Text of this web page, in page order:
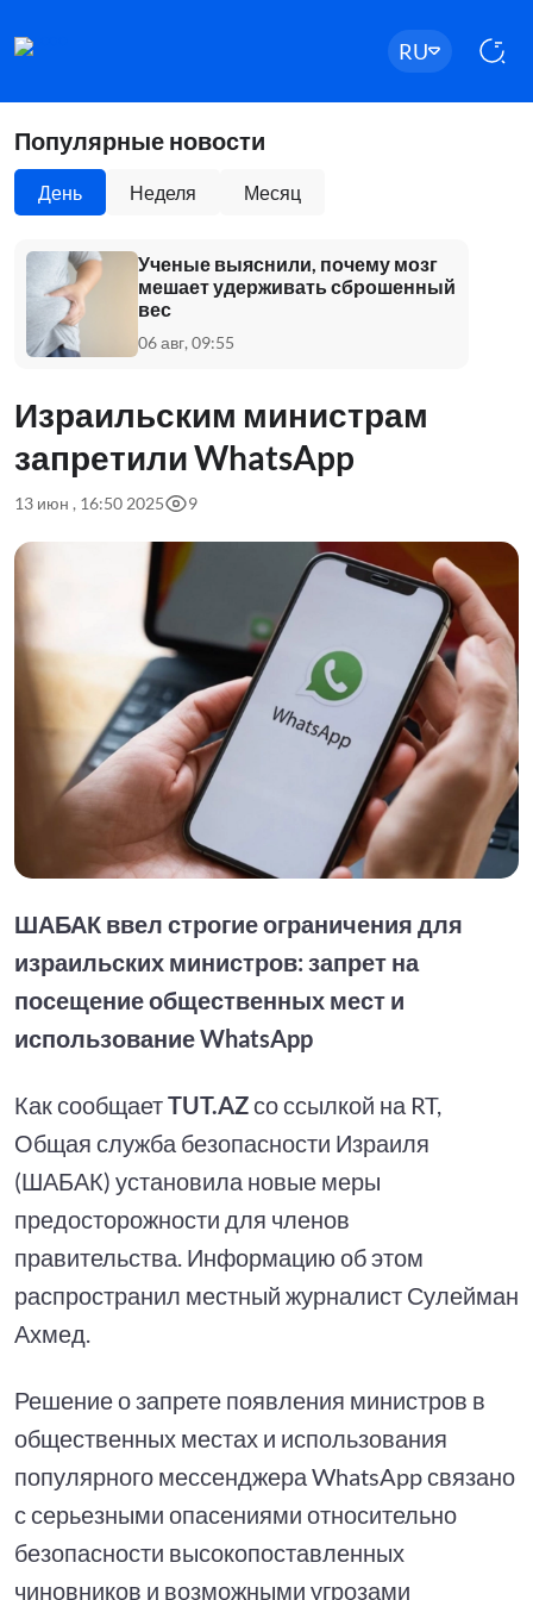
RU
Популярные новости
День Неделя Месяц
Ученые выяснили, почему мозг
мешает удерживать сброшенный
вес
06 авг, 09:55
Израильским министрам
запретили WhatsApp
13 июн , 16:50 2025 9
ШАБАК ввел строгие ограничения для
израильских министров: запрет на
посещение общественных мест и
использование WhatsApp
Как сообщаетTUT.AZсо ссылкой на RT,
Общая служба безопасности Израиля
(ШАБАК) установила новые меры
предосторожности для членов
правительства. Информацию об этом
распространил местный журналист Сулейман
Ахмед.
Решение о запрете появления министров в
общественных местах и использования
популярного мессенджера WhatsApp связано
с серьезными опасениями относительно
безопасности высокопоставленных
чиновников и возможными угрозами